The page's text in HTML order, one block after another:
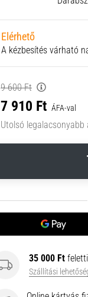
Elérhető
A kézbesítés várható
9 600 Ft
7 910 Ft ÁFA-val
Utolsó legalacsonyabb
35 000 Ft
Szállítási